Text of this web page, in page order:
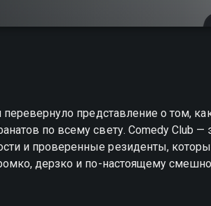
перевернуло представление о том,
по всему свету. Comedy Club —
и проверенные резиденты,
дерзко и по-настоящему